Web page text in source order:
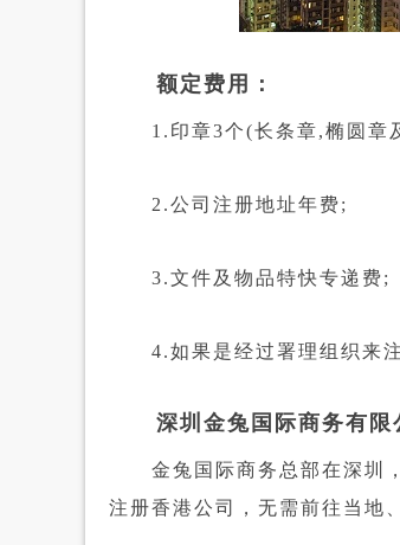
额定费用：
1.印章3个(长条章,椭圆章
2.公司注册地址年费;
3.文件及物品特快专递费;
4.如果是经过署理组织来注
深圳金兔国际商务有限
金兔国际商务总部在深圳，
注册香港公司，无需前往当地